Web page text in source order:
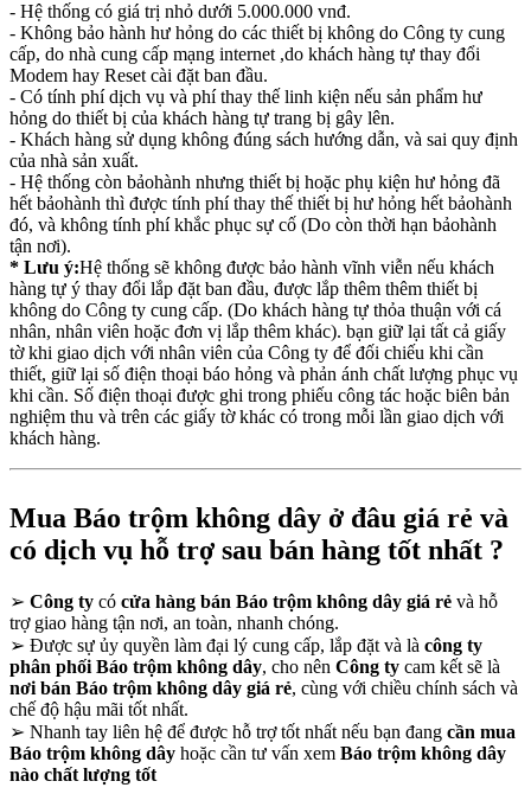
- Hệ thống có giá trị nhỏ dưới 5.000.000 vnđ.
- Không bảo hành hư hỏng do các thiết bị không do Công ty cung
cấp, do nhà cung cấp mạng internet ,do khách hàng tự thay đổi
Modem hay Reset cài đặt ban đầu.
- Có tính phí dịch vụ và phí thay thế linh kiện nếu sản phẩm hư
hỏng do thiết bị của khách hàng tự trang bị gây lên.
- Khách hàng sử dụng không đúng sách hướng dẫn, và sai quy định
của nhà sản xuất.
- Hệ thống còn bảohành nhưng thiết bị hoặc phụ kiện hư hỏng đã
hết bảohành thì được tính phí thay thế thiết bị hư hỏng hết bảohành
đó, và không tính phí khắc phục sự cố (Do còn thời hạn bảohành
tận nơi).
* Lưu ý:Hệ thống sẽ không được bảo hành vĩnh viễn nếu khách
hàng tự ý thay đổi lắp đặt ban đầu, được lắp thêm thêm thiết bị
không do Công ty cung cấp. (Do khách hàng tự thỏa thuận với cá
nhân, nhân viên hoặc đơn vị lắp thêm khác). bạn giữ lại tất cả giấy
tờ khi giao dịch với nhân viên của Công ty để đối chiếu khi cần
thiết, giữ lại số điện thoại báo hỏng và phản ánh chất lượng phục vụ
khi cần. Số điện thoại được ghi trong phiếu công tác hoặc biên bản
nghiệm thu và trên các giấy tờ khác có trong mỗi lần giao dịch với
khách hàng.
Mua Báo trộm không dây ở đâu giá rẻ và
có dịch vụ hỗ trợ sau bán hàng tốt nhất ?
➢ Công ty có cửa hàng bán Báo trộm không dây giá rẻ và hỗ
trợ giao hàng tận nơi, an toàn, nhanh chóng.
➢ Được sự ủy quyền làm đại lý cung cấp, lắp đặt và là công ty
phân phối Báo trộm không dây, cho nên Công ty cam kết sẽ là
nơi bán Báo trộm không dây giá rẻ, cùng với chiều chính sách và
chế độ hậu mãi tốt nhất.
➢ Nhanh tay liên hệ để được hỗ trợ tốt nhất nếu bạn đang cần mua
Báo trộm không dây hoặc cần tư vấn xem Báo trộm không dây
nào chất lượng tốt